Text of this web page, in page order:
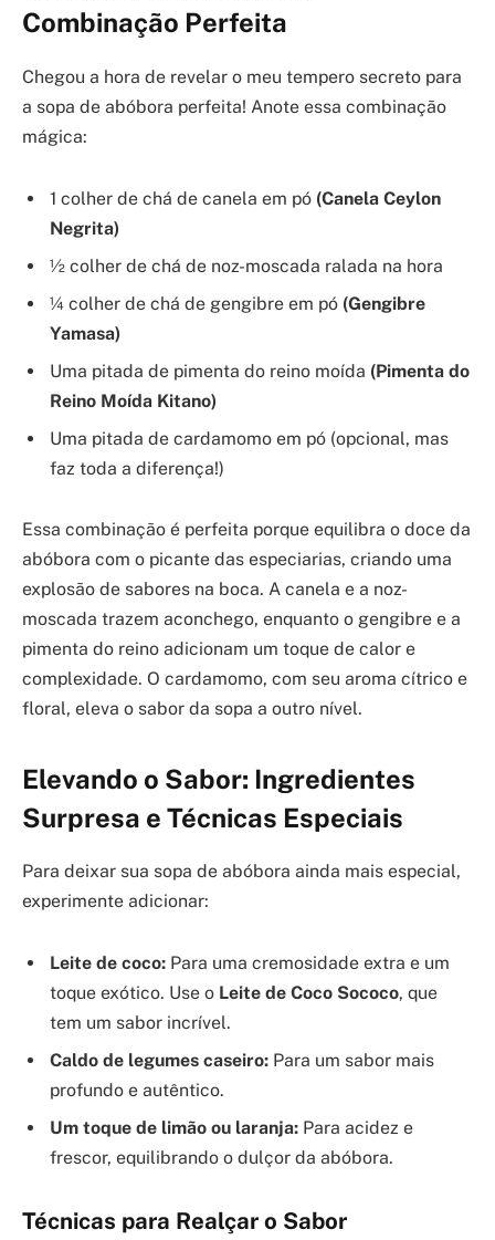
Combinação Perfeita
Chegou a hora de revelar o meu tempero secreto para
a sopa de abóbora perfeita! Anote essa combinação
mágica:
1 colher de chá de canela em pó (Canela Ceylon
Negrita)
½ colher de chá de noz-moscada ralada na hora
¼ colher de chá de gengibre em pó (Gengibre
Yamasa)
Uma pitada de pimenta do reino moída (Pimenta do
Reino Moída Kitano)
Uma pitada de cardamomo em pó (opcional, mas
faz toda a diferença!)
Essa combinação é perfeita porque equilibra o doce da
abóbora com o picante das especiarias, criando uma
explosão de sabores na boca. A canela e a noz-
moscada trazem aconchego, enquanto o gengibre e a
pimenta do reino adicionam um toque de calor e
complexidade. O cardamomo, com seu aroma cítrico e
floral, eleva o sabor da sopa a outro nível.
Elevando o Sabor: Ingredientes
Surpresa e Técnicas Especiais
Para deixar sua sopa de abóbora ainda mais especial,
experimente adicionar:
Leite de coco: Para uma cremosidade extra e um
toque exótico. Use o Leite de Coco Sococo, que
tem um sabor incrível.
Caldo de legumes caseiro: Para um sabor mais
profundo e autêntico.
Um toque de limão ou laranja: Para acidez e
frescor, equilibrando o dulçor da abóbora.
Técnicas para Realçar o Sabor